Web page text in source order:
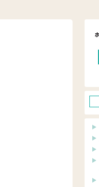
イ
ト
内
検
索